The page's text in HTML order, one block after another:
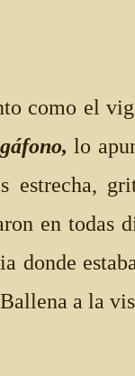
como el
lo
estrecha,
en todas
donde
a la